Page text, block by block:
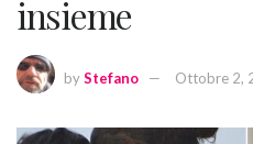
insieme
byStefano Ottobre 2,